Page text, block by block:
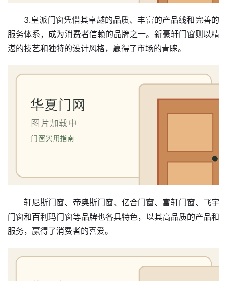
入
户
门
院
大
3.皇派门窗凭借其卓越的品质、丰富的产品线和完善的
服务体系，成为消费者信赖的品牌之一。新豪轩门窗则以精
湛的技艺和独特的设计风格，赢得了市场的青睐。
轩尼斯门窗、帝奥斯门窗、亿合门窗、富轩门窗、飞宇
门窗和百利玛门窗等品牌也各具特色，以其高品质的产品和
服务，赢得了消费者的喜爱。